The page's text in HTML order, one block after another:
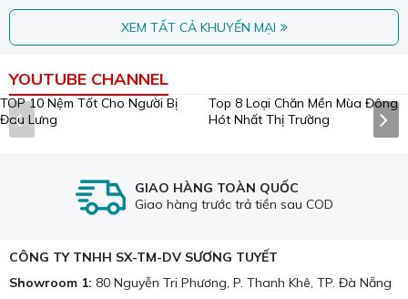
2. Lụa Charming là gì?
Charming cũng là một thương hiệu hoặc dòng sản phẩm
XEM TẤT CẢ KHUYẾN MẠI
YOUTUBE CHANNEL
Đau Lưng
Top 8 Loại Chăn Mền Mùa Đông
Hót Nhất Thị Trường